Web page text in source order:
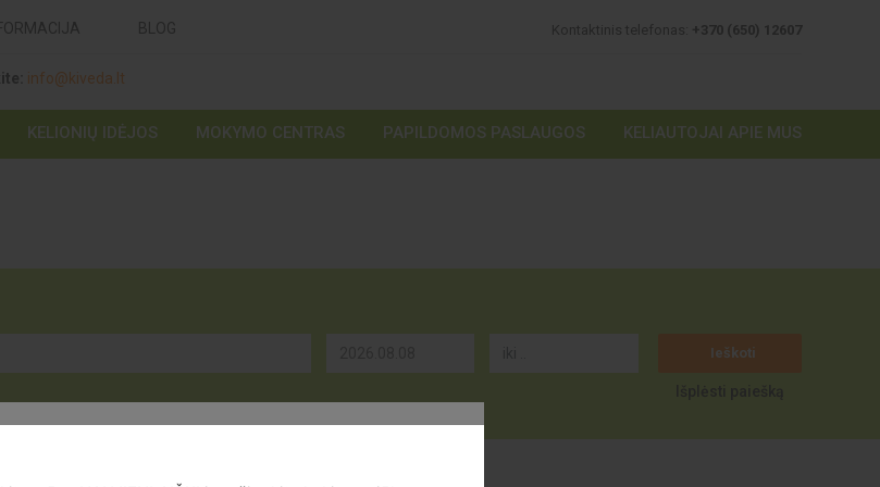
BLOG Kontaktinis telefonas: +370 (650) 12607
info@kiveda.lt
KELIONIŲ IDĖJOS MOKYMO CENTRAS PAPILDOMOS PASLAUGOS KELIAUTOJAI APIE MUS
Ieškoti